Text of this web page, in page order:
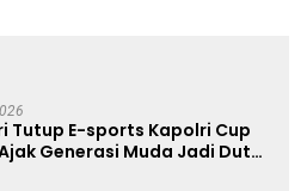
Tutup E-sports Kapolri Cup
Generasi Muda Jadi Duta